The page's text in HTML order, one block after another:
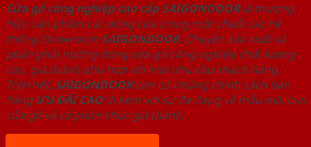
Cửa gỗ công nghiệp cao cấp SAIGONDOORlà thương
hiệu sản phẩm các dòng cửa trong một chuỗi các hệ
thống Showroom SAIGONDOOR. Chuyên sản xuất và
phân phối những dòng cửa gỗ công nghiệp chất lượng
cao, giá thành phù hợp với mọi nhu cầu khách hàng.
Trên hết, SAIGONDOORcòn có những chính sách bán
hàng ƯU ĐÃI CAOđi kèm với sự đa dạng về mẫu mã, loại
cửa gỗ và cả phân khúc giá thành.